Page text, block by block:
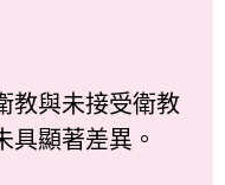
與未接受衛教
具顯著差異。